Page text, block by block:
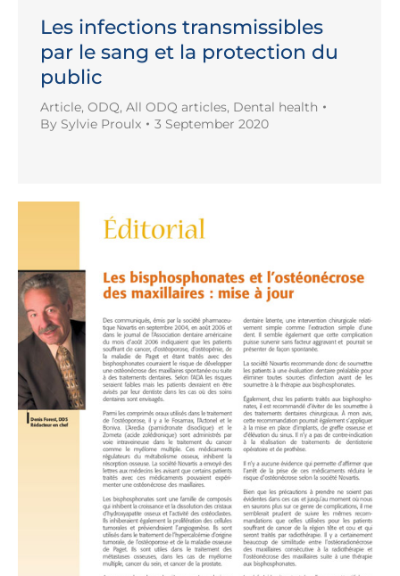
Les infections transmissibles
par le sang et la protection du
public
Article, ODQ, All ODQ articles, Dental health
By Sylvie Proulx 3 September 2020